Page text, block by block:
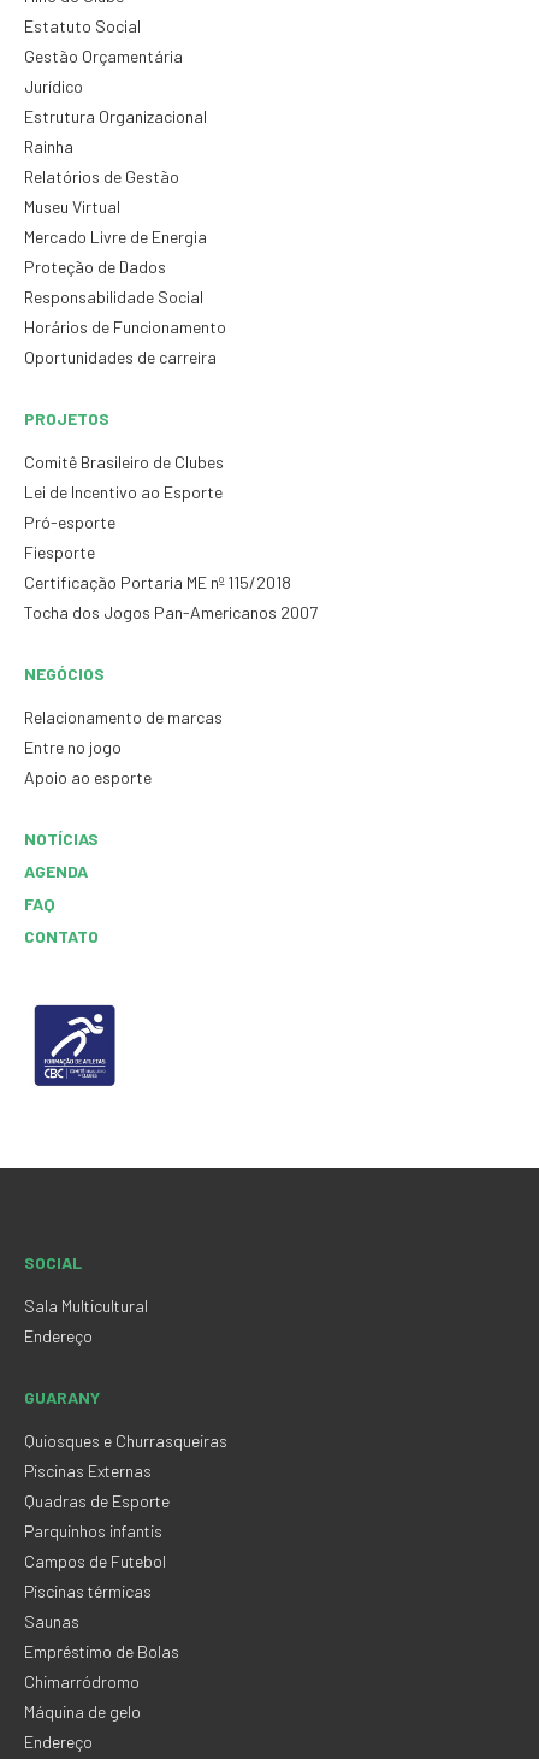
Estatuto Social
Gestão Orçamentária
Jurídico
Estrutura Organizacional
Rainha
Relatórios de Gestão
Museu Virtual
Mercado Livre de Energia
Proteção de Dados
Responsabilidade Social
Horários de Funcionamento
Oportunidades de carreira
PROJETOS
Comitê Brasileiro de Clubes
Lei de Incentivo ao Esporte
Pró-esporte
Fiesporte
Certificação Portaria ME nº 115/2018
Tocha dos Jogos Pan-Americanos 2007
NEGÓCIOS
Relacionamento de marcas
Entre no jogo
Apoio ao esporte
NOTÍCIAS
AGENDA
FAQ
CONTATO
SOCIAL
Sala Multicultural
Endereço
GUARANY
Quiosques e Churrasqueiras
Piscinas Externas
Quadras de Esporte
Parquinhos infantis
Campos de Futebol
Piscinas térmicas
Saunas
Empréstimo de Bolas
Chimarródromo
Máquina de gelo
Endereço